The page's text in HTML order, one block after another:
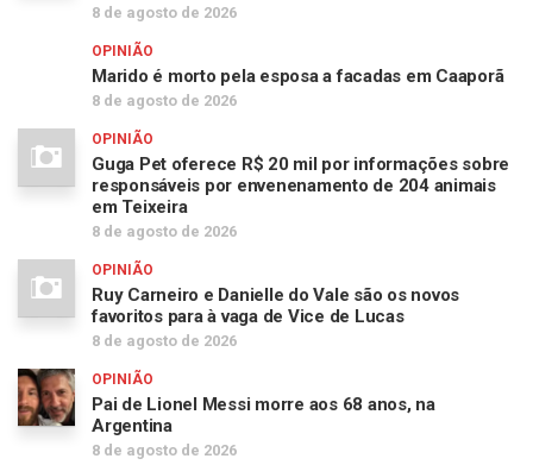
8 de agosto de 2026
OPINIÃO
Marido é morto pela esposa a facadas em Caaporã
8 de agosto de 2026
OPINIÃO
Guga Pet oferece R$ 20 mil por informações sobre
responsáveis por envenenamento de 204 animais
em Teixeira
8 de agosto de 2026
OPINIÃO
Ruy Carneiro e Danielle do Vale são os novos
favoritos para à vaga de Vice de Lucas
8 de agosto de 2026
OPINIÃO
Pai de Lionel Messi morre aos 68 anos, na
Argentina
8 de agosto de 2026